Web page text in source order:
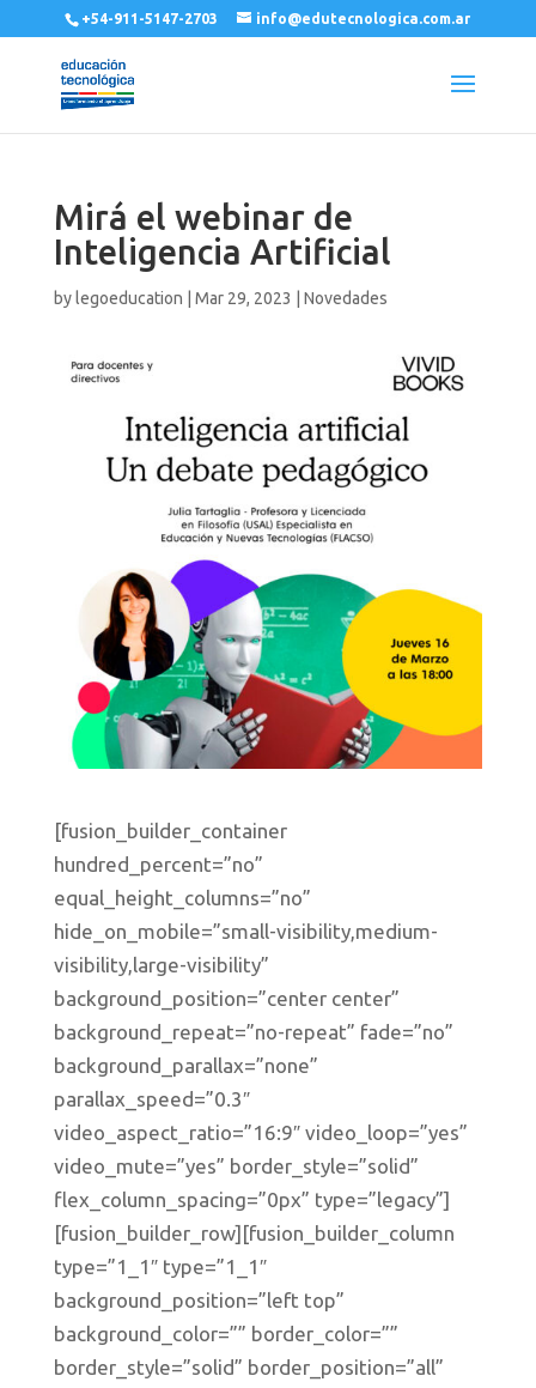
+54-911-5147-2703 info@edutecnologica.com.ar
Mirá el webinar de
Inteligencia Artificial
by legoeducation Mar 29, 2023 Novedades
[fusion_builder_container
hundred_percent=”no”
equal_height_columns=”no”
hide_on_mobile=”small-visibility,medium-
visibility,large-visibility”
background_position=”center center”
background_repeat=”no-repeat” fade=”no”
background_parallax=”none”
parallax_speed=”0.3″
video_aspect_ratio=”16:9″ video_loop=”yes”
video_mute=”yes” border_style=”solid”
flex_column_spacing=”0px” type=”legacy”]
[fusion_builder_row][fusion_builder_column
type=”1_1″ type=”1_1″
background_position=”left top”
background_color=”” border_color=””
border_style=”solid” border_position=”all”